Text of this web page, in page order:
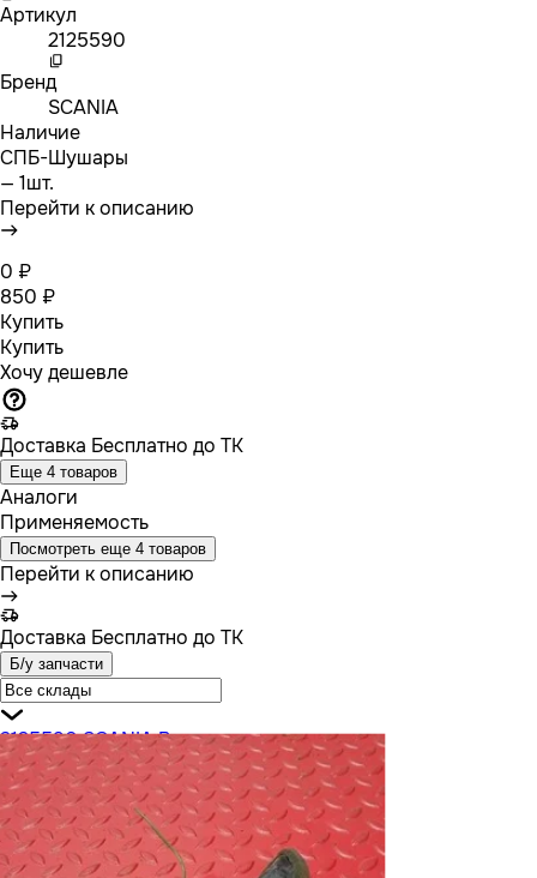
Артикул
2125590
Бренд
SCANIA
Наличие
СПБ-Шушары
— 1шт.
Перейти к описанию
0 ₽
850 ₽
Купить
Купить
Хочу дешевле
Доставка Бесплатно до ТК
Еще 4 товаров
Аналоги
Применяемость
Посмотреть еще 4 товаров
Перейти к описанию
Доставка Бесплатно до ТК
Б/у запчасти
2125590 SCANIA Воздуховод